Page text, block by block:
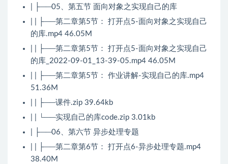
| ├──05、第五节 面向对象之实现自己的库
| | ├──第二章第5节： 打开点5-面向对象之实现自己
的库.mp4 46.05M
| | ├──第二章第5节： 打开点5-面向对象之实现自己
的库_2022-09-01_13-39-05.mp4 46.05M
| | ├──第二章第5节： 作业讲解-实现自己的库.mp4
51.36M
| | ├──课件.zip 39.64kb
| | └──实现自己的库code.zip 3.01kb
| ├──06、第六节 异步处理专题
| | ├──第二章第6节： 打开点6-异步处理专题.mp4
38.40M